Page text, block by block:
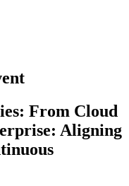
From Cloud
Aligning